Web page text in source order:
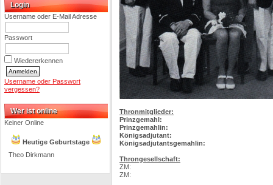
Login
Username oder E-Mail Adresse
Passwort
Wiedererkennen
Username oder Passwort
vergessen?
Wer ist online
Keiner Online
Heutige Geburtstage
Theo Dirkmann
Thronmitglieder:
Prinzgemahl:
Prinzgemahlin:
Königsadjutant:
Königsadjutantsgemahlin:
Throngesellschaft:
ZM:
ZM: